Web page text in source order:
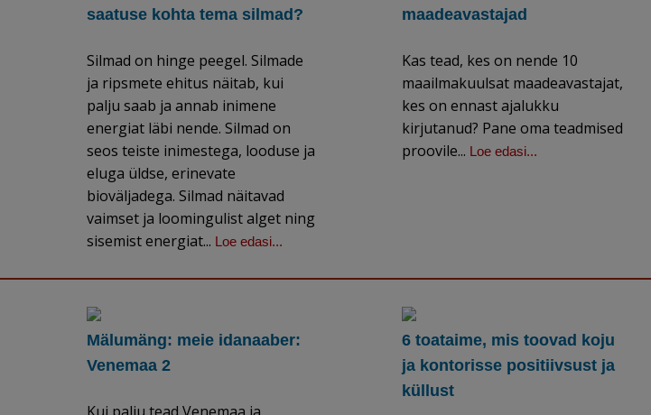
saatuse kohta tema silmad?
Silmad on hinge peegel. Silmade
ja ripsmete ehitus näitab, kui
palju saab ja annab inimene
energiat läbi nende. Silmad on
seos teiste inimestega, looduse ja
eluga üldse, erinevate
bioväljadega. Silmad näitavad
vaimset ja loomingulist alget ning
sisemist energiat... Loe edasi...
maadeavastajad
Kas tead, kes on nende 10
maailmakuulsat maadeavastajat,
kes on ennast ajalukku
kirjutanud? Pane oma teadmised
proovile... Loe edasi...
Mälumäng: meie idanaaber:
Venemaa 2
6 toataime, mis toovad koju
ja kontorisse positiivsust ja
küllust